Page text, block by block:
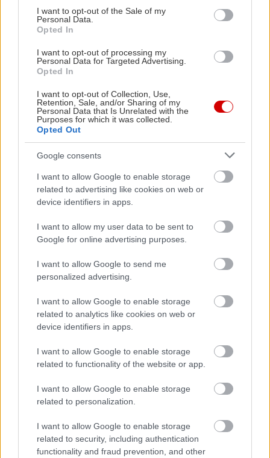
consent section.
I want to opt-out of the Sale of my
Personal Data.
Opted In
I want to opt-out of processing my
Personal Data for Targeted Advertising.
Opted In
I want to opt-out of Collection, Use,
Retention, Sale, and/or Sharing of my
Personal Data that Is Unrelated with the
Purposes for which it was collected.
Opted Out
Google consents
I want to allow Google to enable storage
related to advertising like cookies on web or
device identifiers in apps.
I want to allow my user data to be sent to
Google for online advertising purposes.
I want to allow Google to send me
personalized advertising.
I want to allow Google to enable storage
related to analytics like cookies on web or
device identifiers in apps.
I want to allow Google to enable storage
related to functionality of the website or app.
I want to allow Google to enable storage
related to personalization.
I want to allow Google to enable storage
related to security, including authentication
functionality and fraud prevention, and other
διαφορετικούς ανθρώπους.
Instagram |teddy_abstract_art
Διαβάστε επίσης
Μείνε Αύγουστο στην Αθήνα κι άσε τους
Πώς θα
PODCASTS